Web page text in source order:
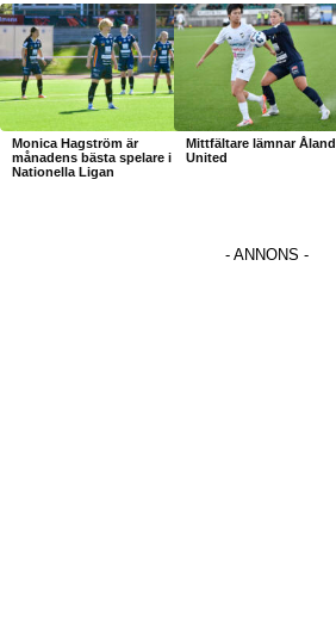
Monica Hagström är
månadens bästa spelare i
Nationella Ligan
Mittfältare lämnar Åland
United